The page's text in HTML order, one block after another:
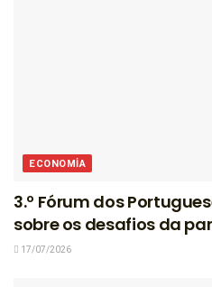
ECONOMIA
3.º Fórum dos
sobre os desafios da
17/07/2026